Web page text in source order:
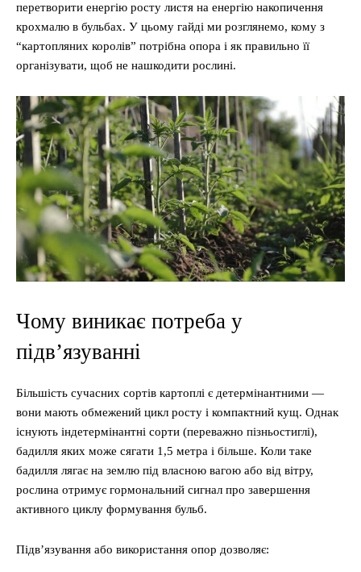
перетворити енергію росту листя на енергію накопичення
крохмалю в бульбах. У цьому гайді ми розглянемо, кому з
“картопляних королів” потрібна опора і як правильно її
організувати, щоб не нашкодити рослині.
Чому виникає потреба у
підв’язуванні
Більшість сучасних сортів картоплі є детермінантними —
вони мають обмежений цикл росту і компактний кущ. Однак
існують індетермінантні сорти (переважно пізньостиглі),
бадилля яких може сягати 1,5 метра і більше. Коли таке
бадилля лягає на землю під власною вагою або від вітру,
рослина отримує гормональний сигнал про завершення
активного циклу формування бульб.
Підв’язування або використання опор дозволяє: